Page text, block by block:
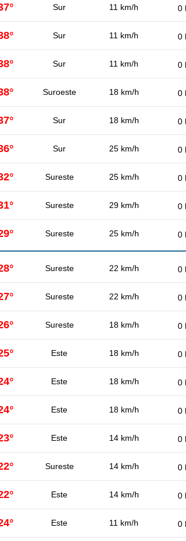
Sur 11 km/h 0
Sur 11 km/h 0
Sur 11 km/h 0
Suroeste 18 km/h 0
Sur 18 km/h 0
Sur 25 km/h 0
Sureste 25 km/h 0
Sureste 29 km/h 0
Sureste 25 km/h 0
Sureste 22 km/h 0
Sureste 22 km/h 0
Sureste 18 km/h 0
Este 18 km/h 0
Este 18 km/h 0
Este 18 km/h 0
Este 14 km/h 0
Sureste 14 km/h 0
Este 14 km/h 0
Este 11 km/h 0